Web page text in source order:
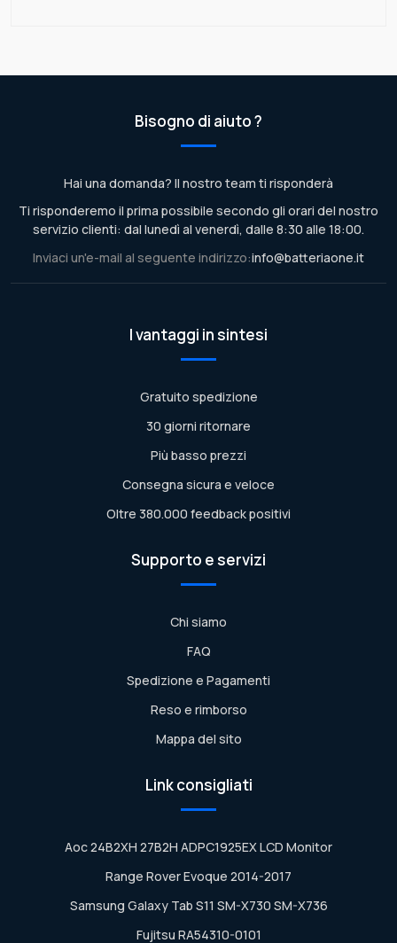
Bisogno di aiuto ?
Hai una domanda? Il nostro team ti risponderà
Ti risponderemo il prima possibile secondo gli orari del nostro
servizio clienti: dal lunedì al venerdì, dalle 8:30 alle 18:00.
Inviaci un'e-mail al seguente indirizzo:info@batteriaone.it
I vantaggi in sintesi
Gratuito spedizione
30 giorni ritornare
Più basso prezzi
Consegna sicura e veloce
Oltre 380.000 feedback positivi
Supporto e servizi
Chi siamo
FAQ
Spedizione e Pagamenti
Reso e rimborso
Mappa del sito
Link consigliati
Aoc 24B2XH 27B2H ADPC1925EX LCD Monitor
Range Rover Evoque 2014-2017
Samsung Galaxy Tab S11 SM-X730 SM-X736
Fujitsu RA54310-0101